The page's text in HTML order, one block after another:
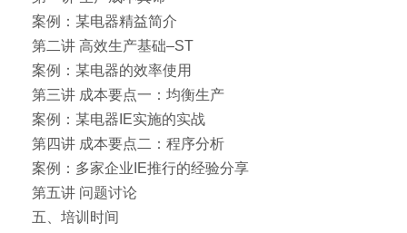
案例：某电器精益简介
第二讲 高效生产基础–ST
案例：某电器的效率使用
第三讲 成本要点一：均衡生产
案例：某电器IE实施的实战
第四讲 成本要点二：程序分析
案例：多家企业IE推行的经验分享
第五讲 问题讨论
五、培训时间